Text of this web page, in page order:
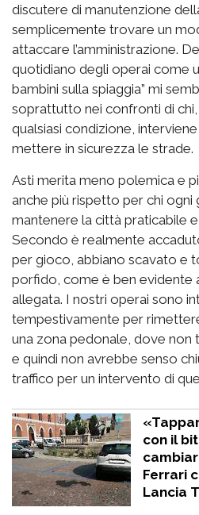
discutere di manutenzione
semplicemente trovare un
attaccare l’amministrazione.
quotidiano degli operai come
bambini sulla spiaggia” mi
soprattutto nei confronti di
qualsiasi condizione,
mettere in sicurezza le strade.
Asti merita meno polemica e
anche più rispetto per chi ogni
mantenere la città praticabile e
Secondo è realmente
per gioco, abbiano scavato e
porfido, come è ben evidente
allegata. I nostri operai sono
tempestivamente per
una zona pedonale, dove non
e quindi non avrebbe senso
traffico per un intervento di
con il
Ferrari
Lancia